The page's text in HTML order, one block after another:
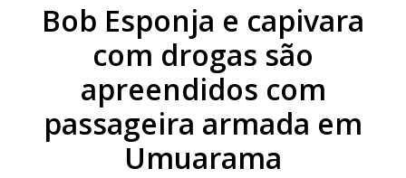
Bob Esponja e capivara
com drogas são
apreendidos com
passageira armada em
Umuarama